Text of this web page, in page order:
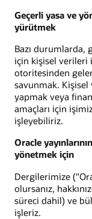
Geçerli yasa ve
yürütmek
Bazı durumlarda,
için kişisel verileri
otoritesinden
savunmak.
yapmak veya
amaçları için
işleyebiliriz.
Oracle
yönetmek için
Dergilerimize
olursanız,
süreci dahil) ve
işleriz.